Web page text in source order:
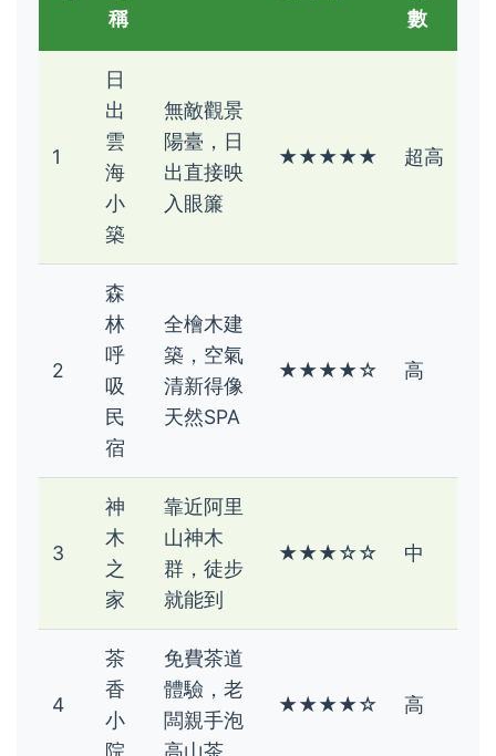
稱
數
1
日
出
雲
海
小
築
無敵觀景
陽臺，日
出直接映
入眼簾
★★★★★ 超高
2
森
林
呼
吸
民
宿
全檜木建
築，空氣
清新得像
天然SPA
★★★★☆ 高
3
神
木
之
家
靠近阿里
山神木
群，徒步
就能到
★★★☆☆ 中
4
茶
香
小
院
免費茶道
體驗，老
闆親手泡
高山茶
★★★★☆ 高